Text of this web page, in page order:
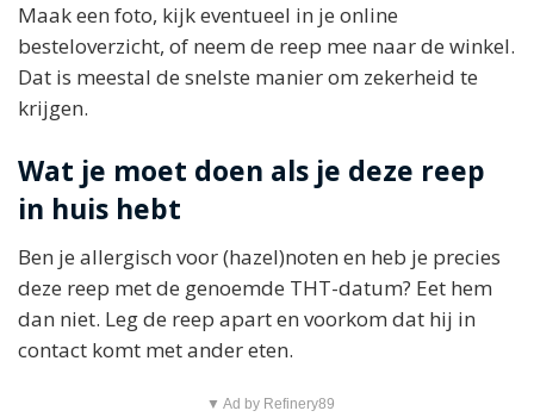
Maak een foto, kijk eventueel in je online
besteloverzicht, of neem de reep mee naar de winkel.
Dat is meestal de snelste manier om zekerheid te
krijgen.
Wat je moet doen als je deze reep
in huis hebt
Ben je allergisch voor (hazel)noten en heb je precies
deze reep met de genoemde THT-datum? Eet hem
dan niet. Leg de reep apart en voorkom dat hij in
contact komt met ander eten.
▼ Ad by Refinery89